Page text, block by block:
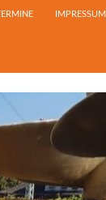
IMPRESSUM